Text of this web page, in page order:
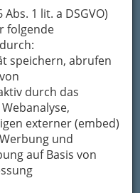
1 lit. a DSGVO)
folgende
speichern, abrufen
durch das
externer (embed)
und
auf Basis von